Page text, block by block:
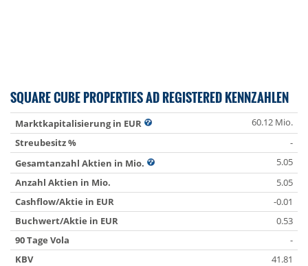
SQUARE CUBE PROPERTIES AD REGISTERED KENNZAHLEN
Marktkapitalisierung in EUR
60.12 Mio.
Streubesitz %
-
Gesamtanzahl Aktien in Mio.
5.05
Anzahl Aktien in Mio.
5.05
Cashflow/Aktie in EUR
-0.01
Buchwert/Aktie in EUR
0.53
90 Tage Vola
-
KBV
41.81